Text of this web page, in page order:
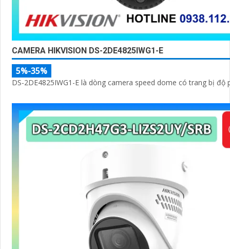
CAMERA HIKVISION DS-2DE4825IWG1-E
5%-35%
DS-2DE4825IWG1-E là dòng camera speed dome có trang bị độ